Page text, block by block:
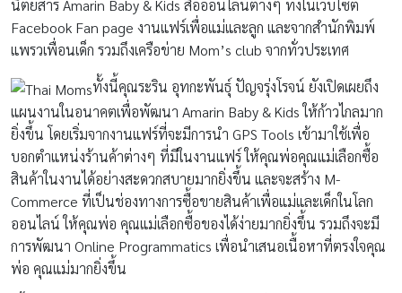
นิตยสาร Amarin Baby & Kids สื่อออนไลน์ต่างๆ ทั้งในเว็บไซต์
Facebook Fan page งานแฟร์เพื่อแม่และลูก และจากสำนักพิมพ์
แพรวเพื่อนเด็ก รวมถึงเครือข่าย Mom’s club จากทั่วประเทศ
ทั้งนี้คุณระริน อุทกะพันธุ์ ปัญจรุ่งโรจน์ ยังเปิดเผยถึง
แผนงานในอนาคตเพื่อพัฒนา Amarin Baby & Kids ให้ก้าวไกลมาก
ยิ่งขึ้น โดยเริ่มจากงานแฟร์ที่จะมีการนำ GPS Tools เข้ามาใช้เพื่อ
บอกตำแหน่งร้านค้าต่างๆ ที่มีในงานแฟร์ ให้คุณพ่อคุณแม่เลือกซื้อ
สินค้าในงานได้อย่างสะดวกสบายมากยิ่งขึ้น และจะสร้าง M-
Commerce ที่เป็นช่องทางการซื้อขายสินค้าเพื่อแม่และเด็กในโลก
ออนไลน์ ให้คุณพ่อ คุณแม่เลือกซื้อของได้ง่ายมากยิ่งขึ้น รวมถึงจะมี
การพัฒนา Online Programmatics เพื่อนำเสนอเนื้อหาที่ตรงใจคุณ
พ่อ คุณแม่มากยิ่งขึ้น